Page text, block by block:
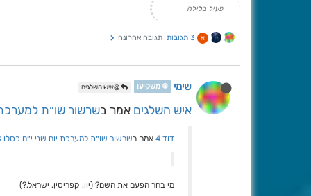
פעיל בלילה
א 3 תגובות תגובה אחרונה
שימי ❄️ משקיען @איש השלגים
איש השלגים אמר בשרשור שו״ת למערכת
דוד 4 אמר בשרשור שו״ת למערכת יום שני י״ח כסלו 8/8
מי בחר הפעם את השם? (יון, קפריסין, ישראל,?)